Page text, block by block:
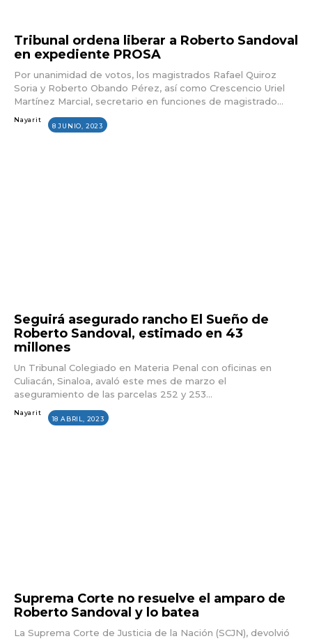
Tribunal ordena liberar a Roberto Sandoval
en expediente PROSA
Por unanimidad de votos, los magistrados Rafael Quiroz
Soria y Roberto Obando Pérez, así como Crescencio Uriel
Martínez Marcial, secretario en funciones de magistrado...
Nayarit
8 JUNIO, 2023
Seguirá asegurado rancho El Sueño de
Roberto Sandoval, estimado en 43
millones
Un Tribunal Colegiado en Materia Penal con oficinas en
Culiacán, Sinaloa, avaló este mes de marzo el
aseguramiento de las parcelas 252 y 253...
Nayarit
18 ABRIL, 2023
Suprema Corte no resuelve el amparo de
Roberto Sandoval y lo batea
La Suprema Corte de Justicia de la Nación (SCJN), devolvió